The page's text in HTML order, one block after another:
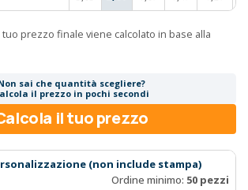
tuo prezzo finale viene calcolato in base alla
sai che quantità scegliere?
il prezzo in pochi secondi
il tuo prezzo
(non include stampa)
Ordine minimo: 50 pezzi